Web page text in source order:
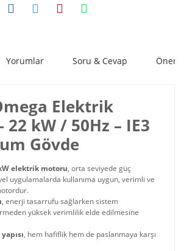
Yorumlar Soru & Cevap
Elektrik
kW / 50Hz – IE3
Gövde
elektrik motoru, orta seviyede güç
uygulamalarda kullanıma uygun, verimli ve
, enerji tasarrufu sağlarken sistem
yüksek verimlilik elde edilmesine
, hem hafiflik hem de paslanmaya karşı